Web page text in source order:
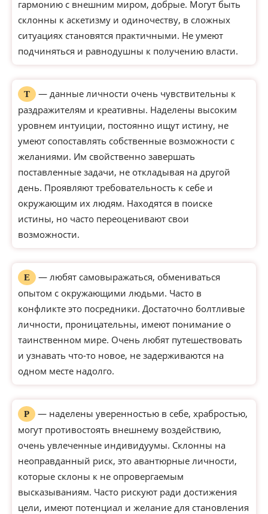
гармонию с внешним миром, добрые. Могут быть
склонны к аскетизму и одиночеству, в сложных
ситуациях становятся практичными. Не умеют
подчиняться и равнодушны к получению власти.
Т
— данные личности очень чувствительны к
раздражителям и креативны. Наделены высоким
уровнем интуиции, постоянно ищут истину, не
умеют сопоставлять собственные возможности с
желаниями. Им свойственно завершать
поставленные задачи, не откладывая на другой
день. Проявляют требовательность к себе и
окружающим их людям. Находятся в поиске
истины, но часто переоценивают свои
возможности.
Е
— любят самовыражаться, обмениваться
опытом с окружающими людьми. Часто в
конфликте это посредники. Достаточно болтливые
личности, проницательны, имеют понимание о
таинственном мире. Очень любят путешествовать
и узнавать что-то новое, не задерживаются на
одном месте надолго.
Р
— наделены уверенностью в себе, храбростью,
могут противостоять внешнему воздействию,
очень увлеченные индивидуумы. Склонны на
неоправданный риск, это авантюрные личности,
которые склоны к не опровергаемым
высказываниям. Часто рискуют ради достижения
цели, имеют потенциал и желание для становления